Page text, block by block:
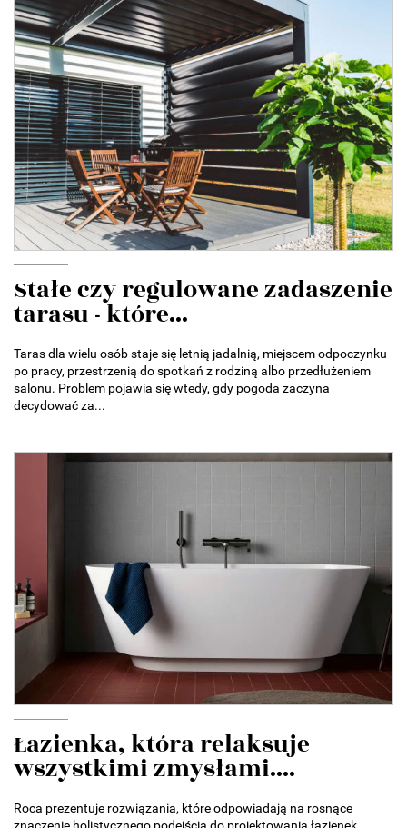
Stałe czy regulowane zadaszenie
tarasu - które...
Taras dla wielu osób staje się letnią jadalnią, miejscem odpoczynku
po pracy, przestrzenią do spotkań z rodziną albo przedłużeniem
salonu. Problem pojawia się wtedy, gdy pogoda zaczyna
decydować za...
Łazienka, która relaksuje
wszystkimi zmysłami....
Roca prezentuje rozwiązania, które odpowiadają na rosnące